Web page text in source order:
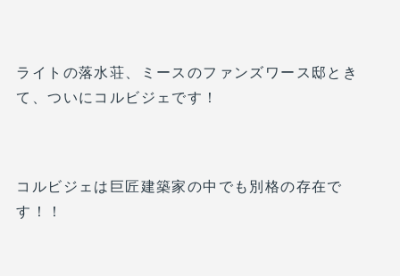
ライトの落水荘、ミースのファンズワース邸とき
て、ついにコルビジェです！
コルビジェは巨匠建築家の中でも別格の存在で
す！！